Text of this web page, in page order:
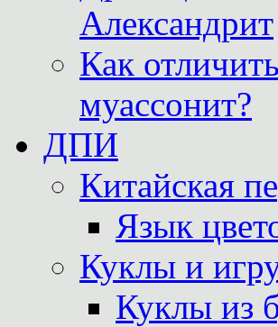
Александрит
Как
муассонит?
ДПИ
Китайская
Язык
Куклы и
Куклы из